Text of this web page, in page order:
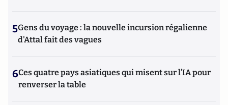
5Gens du voyage : la nouvelle incursion régalienne
d'Attal fait des vagues
6Ces quatre pays asiatiques qui misent sur l’IA pour
renverser la table